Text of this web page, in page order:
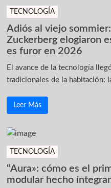
TECNOLOGÍA
Adiós al viejo
Zuckerberg elogiaron
es furor en 2026
El avance de la tecnología
tradicionales de la habitación:
Leer Más
TECNOLOGÍA
“Aura»: cómo es el
modular hecho